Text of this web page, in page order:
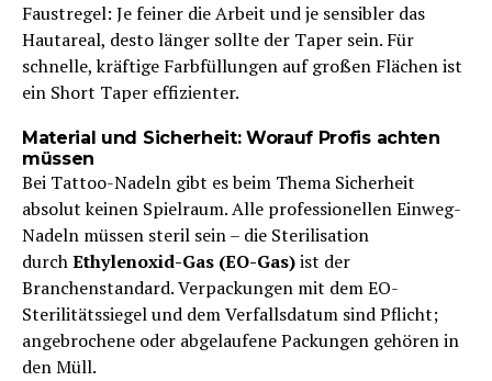
Faustregel: Je feiner die Arbeit und je sensibler das
Hautareal, desto länger sollte der Taper sein. Für
schnelle, kräftige Farbfüllungen auf großen Flächen ist
ein Short Taper effizienter.
Material und Sicherheit: Worauf Profis achten
müssen
Bei Tattoo-Nadeln gibt es beim Thema Sicherheit
absolut keinen Spielraum. Alle professionellen Einweg-
Nadeln müssen steril sein – die Sterilisation
durchEthylenoxid-Gas (EO-Gas)ist der
Branchenstandard. Verpackungen mit dem EO-
Sterilitätssiegel und dem Verfallsdatum sind Pflicht;
angebrochene oder abgelaufene Packungen gehören in
den Müll.